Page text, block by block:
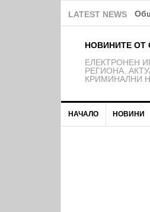
LATEST NEWS
НОВИНИТЕ ОТ
EЛЕКТРОНЕН
РЕГИОНА.
КРИМИНАЛНИ
НАЧАЛО НОВИНИ